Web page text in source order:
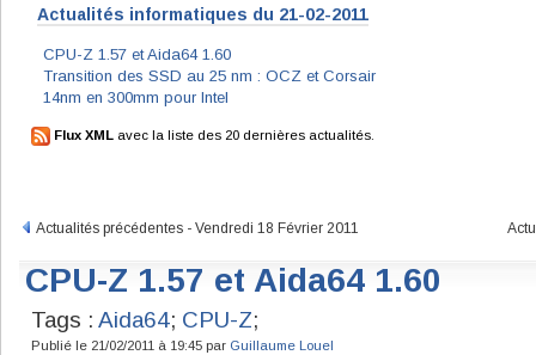
Actualités informatiques du 21-02-2011
CPU-Z 1.57 et Aida64 1.60
Transition des SSD au 25 nm : OCZ et Corsair
14nm en 300mm pour Intel
Flux XML avec la liste des 20 dernières actualités.
Actualités précédentes - Vendredi 18 Février 2011
CPU-Z 1.57 et Aida64 1.60
Tags : Aida64; CPU-Z;
Publié le 21/02/2011 à 19:45 par Guillaume Louel